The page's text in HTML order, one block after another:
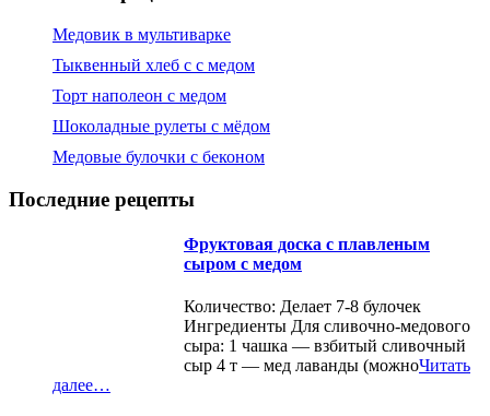
Медовик в мультиварке
Тыквенный хлеб с с медом
Торт наполеон с медом
Шоколадные рулеты с мёдом
Медовые булочки с беконом
Последние рецепты
Фруктовая доска с плавленым
сыром с медом
Количество: Делает 7-8 булочек
Ингредиенты Для сливочно-медового
сыра: 1 чашка — взбитый сливочный
сыр 4 т — мед лаванды (можноЧитать
далее…